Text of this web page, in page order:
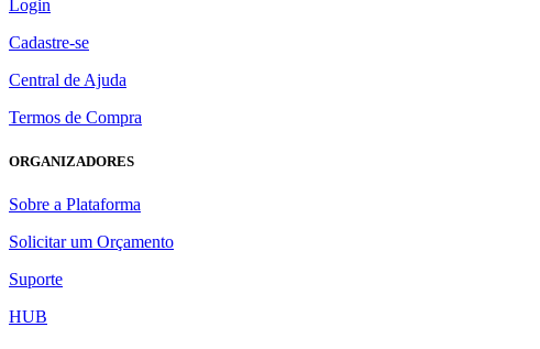
Login
Cadastre-se
Central de Ajuda
Termos de Compra
ORGANIZADORES
Sobre a Plataforma
Solicitar um Orçamento
Suporte
HUB